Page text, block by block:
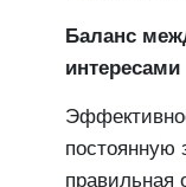
Баланс
интересами
постоянную
правильная